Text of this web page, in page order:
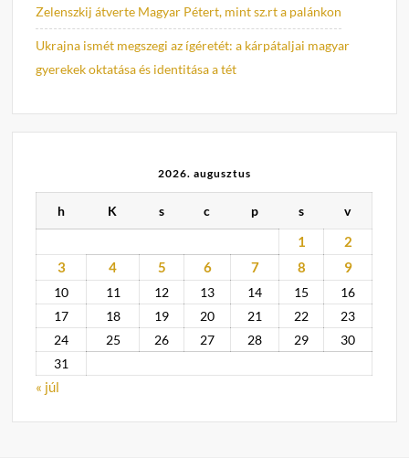
Zelenszkij átverte Magyar Pétert, mint sz.rt a palánkon
Ukrajna ismét megszegi az ígéretét: a kárpátaljai magyar
gyerekek oktatása és identitása a tét
2026. augusztus
h K s c p s v
1
2
3
4 5 6 7 8 9
10 11 12 13 14 15
16
17
18 19 20 21 22
23
24
25 26 27 28 29
30
31
« júl